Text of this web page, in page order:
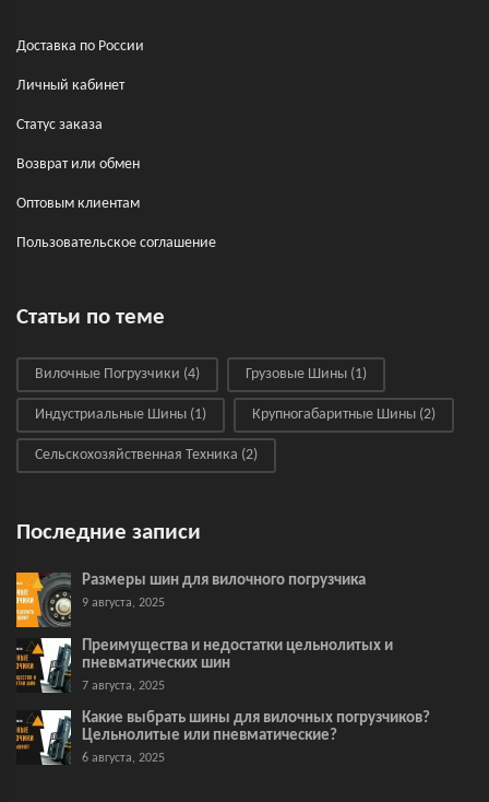
Доставка по России
Личный кабинет
Статус заказа
Возврат или обмен
Оптовым клиентам
Пользовательское соглашение
Статьи по теме
Вилочные Погрузчики (4) Грузовые Шины (1)
Индустриальные Шины (1) Крупногабаритные Шины (2)
Сельскохозяйственная Техника (2)
Последние записи
Размеры шин для вилочного погрузчика
9 августа, 2025
Преимущества и недостатки цельнолитых и
пневматических шин
7 августа, 2025
Какие выбрать шины для вилочных погрузчиков?
Цельнолитые или пневматические?
6 августа, 2025